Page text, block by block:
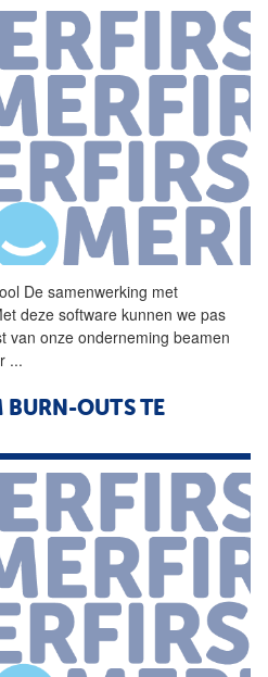
De samenwerking met
deze software kunnen we pas
van onze onderneming beamen
...
BURN-OUTS TE